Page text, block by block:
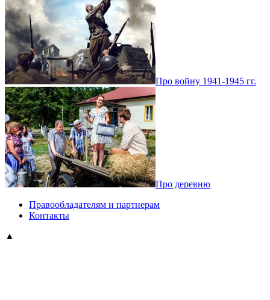
Про войну 1941-1945 гг.
Про деревню
Правообладателям и партнерам
Контакты
▲